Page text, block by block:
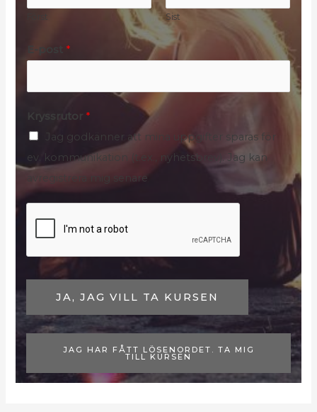
Sist
E-post *
Kryssrutor *
Jag godkänner att mina uppgifter sparas för
ev. kommunikation (t.ex., nyhetsbrev). Jag kan
avregistrera mig senare
JA, JAG VILL TA KURSEN
JAG HAR FÅTT LÖSENORDET. TA MIG
TILL KURSEN